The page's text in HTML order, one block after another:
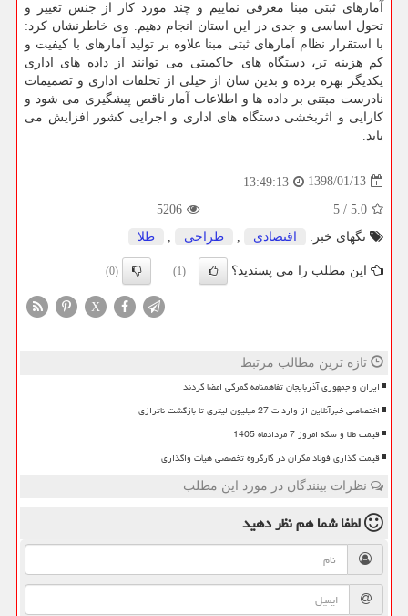
آمارهای ثبتی مبنا معرفی نماییم و چند مورد كار از جنس تغییر و
تحول اساسی و جدی در این استان انجام دهیم. وی خاطرنشان كرد:
با استقرار نظام آمارهای ثبتی مبنا علاوه بر تولید آمارهای با كیفیت و
كم هزینه تر، دستگاه های حاكمیتی می توانند از داده های اداری
یكدیگر بهره برده و بدین سان از خیلی از تخلفات اداری و تصمیمات
نادرست مبتنی بر داده ها و اطلاعات آمار ناقص پیشگیری می شود و
كارایی و اثربخشی دستگاه های اداری و اجرایی كشور افزایش می
یابد.
1398/01/13
13:49:13
5.0
/
5
5206
تگهای خبر:
اقتصادی , طراحی , طلا
این مطلب را می پسندید؟ (1)
(0)
X
تازه ترین مطالب مرتبط
ایران و جمهوری آذربایجان تفاهمنامه گمرکی امضا کردند
اختصاصی خبرآنلاین از واردات 27 میلیون لیتری تا بازگشت ناترازی
قیمت طلا و سکه امروز 7 مردادماه 1405
قیمت گذاری فولاد مکران در کارگروه تخصصی هیأت واگذاری
نظرات بینندگان در مورد این مطلب
لطفا شما همنظر دهید